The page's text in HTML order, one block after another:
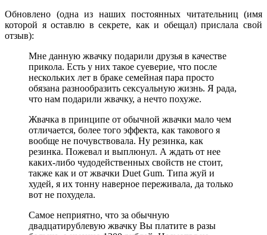
Обновлено (одна из наших постоянных читательниц (имя
которой я оставлю в секрете, как и обещал) прислала свой
отзыв):
Мне данную жвачку подарили друзья в качестве
прикола. Есть у них такое суеверие, что после
нескольких лет в браке семейная пара просто
обязана разнообразить сексуальную жизнь. Я рада,
что нам подарили жвачку, а нечто похуже.
Жвачка в принципе от обычной жвачки мало чем
отличается, более того эффекта, как такового я
вообще не почувствовала. Ну резинка, как
резинка. Пожевал и выплюнул. А ждать от нее
каких-либо чудодейственных свойств не стоит,
также как и от жвачки Duet Gum. Типа жуй и
худей, я их тонну наверное переживала, да только
вот не похудела.
Самое неприятно, что за обычную
двадцатирублевую жвачку Вы платите в разы